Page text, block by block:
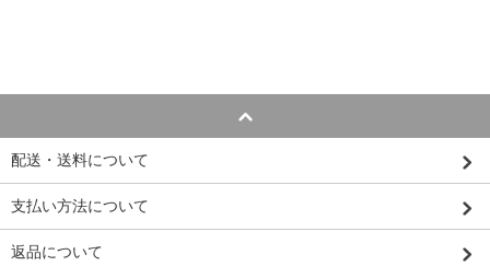
配送・送料について
支払い方法について
返品について